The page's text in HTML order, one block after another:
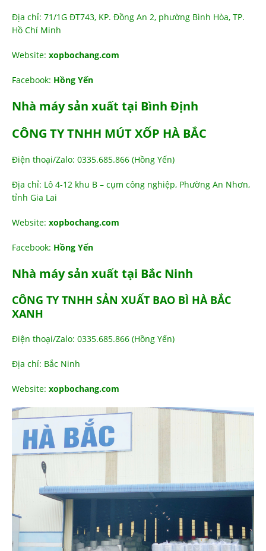
Địa chỉ: 71/1G ĐT743, KP. Đồng An 2, phường Bình Hòa, TP.
Hồ Chí Minh
Website: xopbochang.com
Facebook: Hồng Yến
Nhà máy sản xuất tại Bình Định
CÔNG TY TNHH MÚT XỐP HÀ BẮC
Điện thoại/Zalo: 0335.685.866 (Hồng Yến)
Địa chỉ: Lô 4-12 khu B – cụm công nghiệp, Phường An Nhơn,
tỉnh Gia Lai
Website: xopbochang.com
Facebook: Hồng Yến
Nhà máy sản xuất tại Bắc Ninh
CÔNG TY TNHH SẢN XUẤT BAO BÌ HÀ BẮC
XANH
Điện thoại/Zalo: 0335.685.866 (Hồng Yến)
Địa chỉ: Bắc Ninh
Website: xopbochang.com